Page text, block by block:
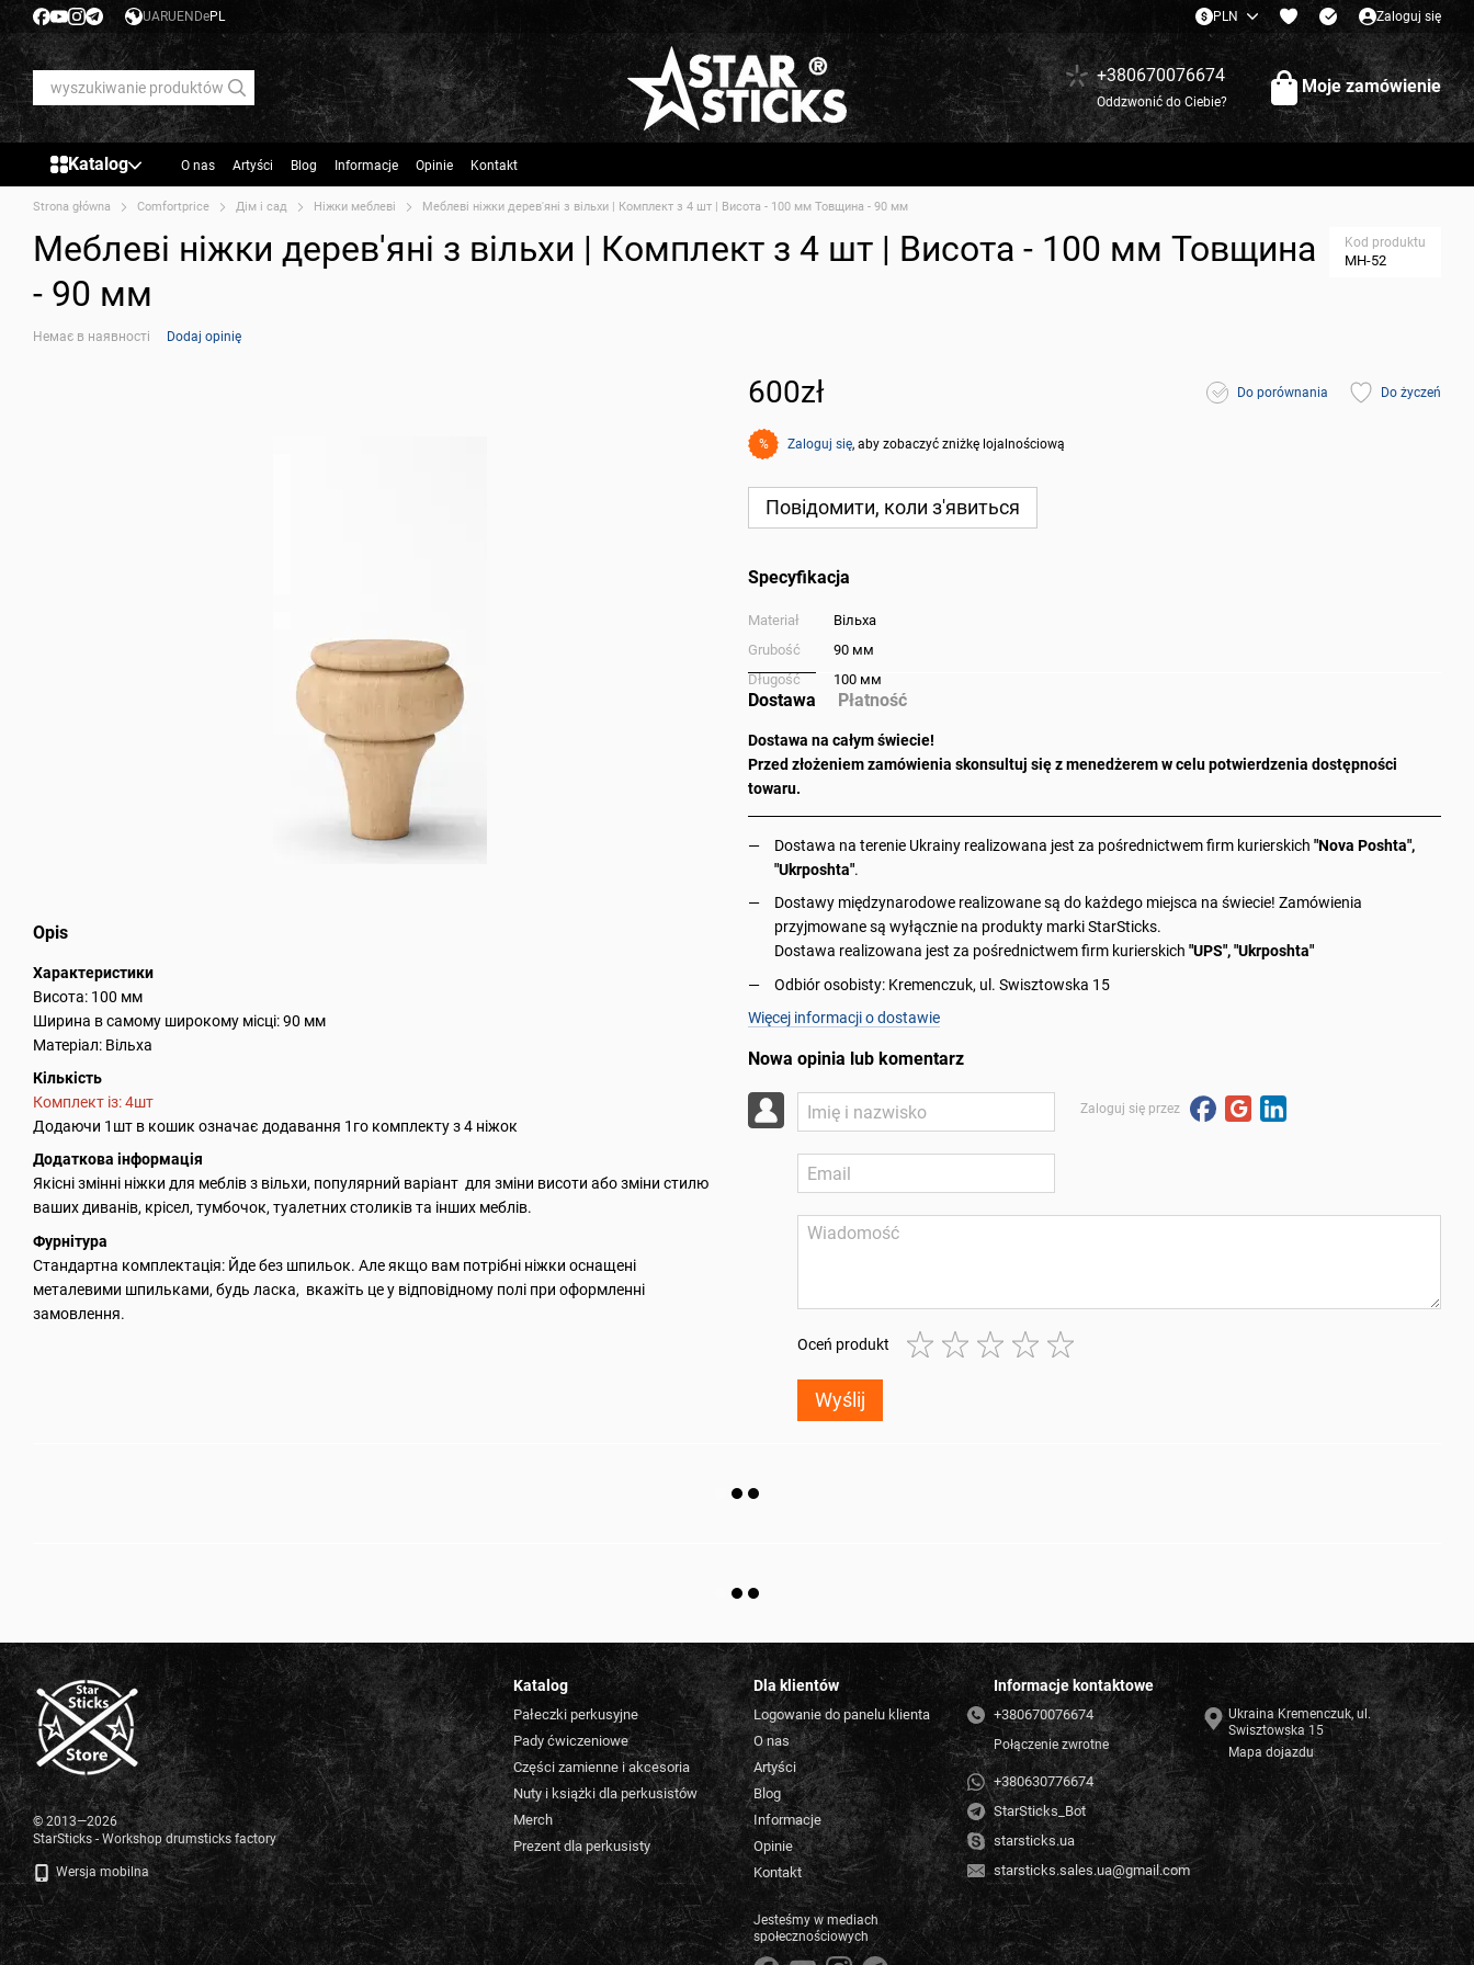
Przejdź do głównej treści
UARU EN DePL PLN Zaloguj się
+380670076674
Oddzwonić do Ciebie?
Moje zamówienie
Katalog O nas Artyści Blog Informacje Opinie Kontakt
Strona główna Comfortprice Дім і сад Ніжки меблеві Меблеві ніжки дерев'яні з вільхи | Комплект з 4 шт | Висота - 100 мм Товщина - 90 мм
Меблеві ніжки дерев'яні з вільхи | Комплект з 4 шт | Висота - 100 мм Товщина
- 90 мм
Kod produktu
МН-52
Немає в наявності Dodaj opinię
Opis
Характеристики
Висота: 100 мм
Ширина в самому широкому місці: 90 мм
Матеріал: Вільха
Кількість
Комплект із: 4шт
Додаючи 1шт в кошик означає додавання 1го комплекту з 4 ніжок
Додаткова інформація
Якісні змінні ніжки для меблів з вільхи, популярний варіант для зміни висоти або зміни стилю
ваших диванів, крісел, тумбочок, туалетних столиків та інших меблів.
Фурнітура
Стандартна комплектація: Йде без шпильок. Але якщо вам потрібні ніжки оснащені
металевими шпильками, будь ласка, вкажіть це у відповідному полі при оформленні
замовлення.
600zł Do porównania Do życzeń
% Zaloguj się, aby zobaczyć zniżkę lojalnościową
Повідомити, коли з'явиться
Specyfikacja
Materiał
Вільха
Grubość
90 мм
Długość
100 мм
Dostawa Płatność
Dostawa na całym świecie!
Przed złożeniem zamówienia skonsultuj się z menedżerem w celu potwierdzenia dostępności
towaru.
Dostawa na terenie Ukrainy realizowana jest za pośrednictwem firm kurierskich "Nova Poshta",
"Ukrposhta".
Dostawy międzynarodowe realizowane są do każdego miejsca na świecie! Zamówienia
przyjmowane są wyłącznie na produkty marki StarSticks.
Dostawa realizowana jest za pośrednictwem firm kurierskich "UPS", "Ukrposhta"
Odbiór osobisty: Kremenczuk, ul. Swisztowska 15
Więcej informacji o dostawie
Nowa opinia lub komentarz
Zaloguj się przez
Oceń produkt
Wyślij
© 2013—2026
StarSticks - Workshop drumsticks factory
Wersja mobilna
Katalog
Pałeczki perkusyjne
Pady ćwiczeniowe
Części zamienne i akcesoria
Nuty i książki dla perkusistów
Merch
Prezent dla perkusisty
Dla klientów
Logowanie do panelu klienta
O nas
Artyści
Blog
Informacje
Opinie
Kontakt
Jesteśmy w mediach
społecznościowych
Informacje kontaktowe
+380670076674
Połączenie zwrotne
+380630776674
StarSticks_Bot
starsticks.ua
starsticks.sales.ua@gmail.com
Ukraina Kremenczuk, ul.
Swisztowska 15
Mapa dojazdu